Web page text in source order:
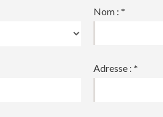
Nom : *
Adresse : *